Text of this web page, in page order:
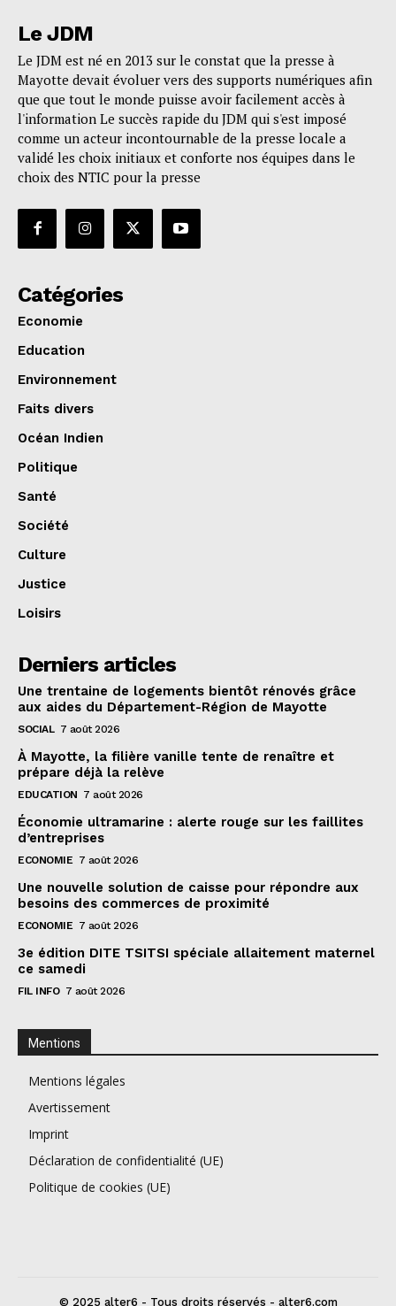
Le JDM
Le JDM est né en 2013 sur le constat que la presse à
Mayotte devait évoluer vers des supports numériques afin
que que tout le monde puisse avoir facilement accès à
l'information Le succès rapide du JDM qui s'est imposé
comme un acteur incontournable de la presse locale a
validé les choix initiaux et conforte nos équipes dans le
choix des NTIC pour la presse
Catégories
Economie
Education
Environnement
Faits divers
Océan Indien
Politique
Santé
Société
Culture
Justice
Loisirs
Derniers articles
Une trentaine de logements bientôt rénovés grâce
aux aides du Département-Région de Mayotte
SOCIAL 7 août 2026
À Mayotte, la filière vanille tente de renaître et
prépare déjà la relève
EDUCATION 7 août 2026
Économie ultramarine : alerte rouge sur les faillites
d’entreprises
ECONOMIE 7 août 2026
Une nouvelle solution de caisse pour répondre aux
besoins des commerces de proximité
ECONOMIE 7 août 2026
3e édition DITE TSITSI spéciale allaitement maternel
ce samedi
FIL INFO 7 août 2026
Mentions
Mentions légales
Avertissement
Imprint
Déclaration de confidentialité (UE)
Politique de cookies (UE)
© 2025 alter6 - Tous droits réservés - alter6.com